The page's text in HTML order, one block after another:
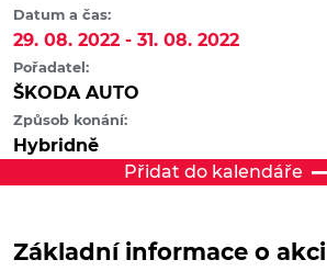
Datum a čas:
29. 08. 2022 - 31. 08. 2022
Pořadatel:
ŠKODA AUTO
Způsob konání:
Hybridně
Přidat do kalendáře
Základní informace o akci